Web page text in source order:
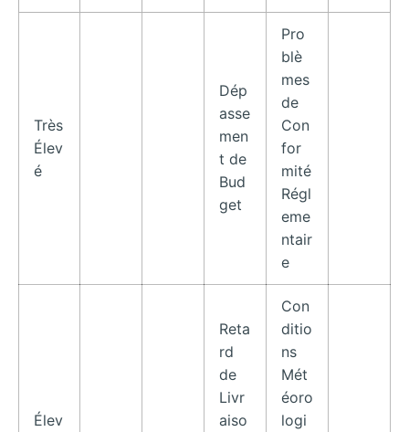
Très
Élev
é
Dép
asse
men
t de
Bud
get
Pro
blè
mes
de
Con
for
mité
Régl
eme
ntair
e
Élev
Reta
rd
de
Livr
aiso
Con
ditio
ns
Mét
éoro
logi